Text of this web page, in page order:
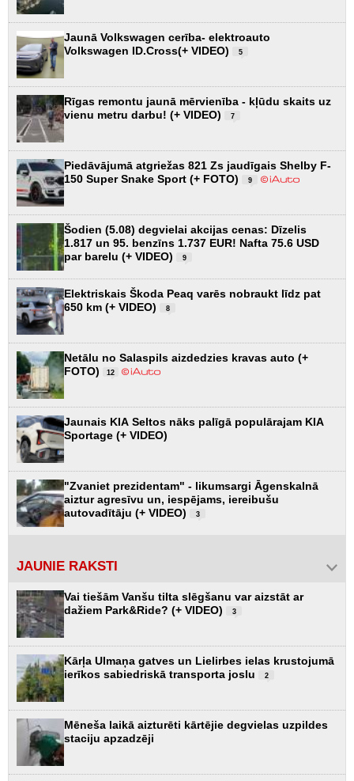
Jaunā Volkswagen cerība- elektroauto
Volkswagen ID.Cross(+ VIDEO)
5
Rīgas remontu jaunā mērvienība - kļūdu skaits uz
vienu metru darbu! (+ VIDEO)
7
Piedāvājumā atgriežas 821 Zs jaudīgais Shelby F-
150 Super Snake Sport (+ FOTO)
9
Šodien (5.08) degvielai akcijas cenas: Dīzelis
1.817 un 95. benzīns 1.737 EUR! Nafta 75.6 USD
par barelu (+ VIDEO)
9
Elektriskais Škoda Peaq varēs nobraukt līdz pat
650 km (+ VIDEO)
8
Netālu no Salaspils aizdedzies kravas auto (+
FOTO)
12
Jaunais KIA Seltos nāks palīgā populārajam KIA
Sportage (+ VIDEO)
"Zvaniet prezidentam" - likumsargi Āgenskalnā
aiztur agresīvu un, iespējams, iereibušu
autovadītāju (+ VIDEO)
3
JAUNIE RAKSTI
Vai tiešām Vanšu tilta slēgšanu var aizstāt ar
dažiem Park&Ride? (+ VIDEO)
3
Kārļa Ulmaņa gatves un Lielirbes ielas krustojumā
ierīkos sabiedriskā transporta joslu
2
Mēneša laikā aizturēti kārtējie degvielas uzpildes
staciju apzadzēji